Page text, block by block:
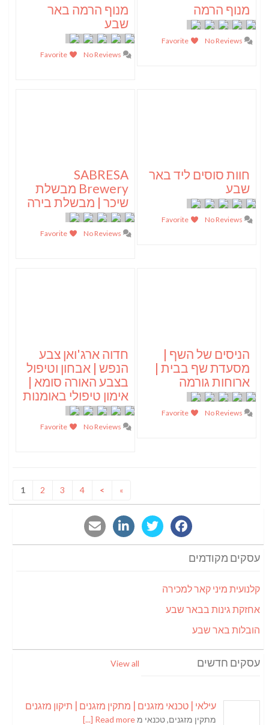
מנוף הרמה
מנוף הרמה באר
שבע
חוות סוסים ליד באר
שבע
SABRESA
Brewery מבשלת
שיכר | מבשלת בירה
הניסים של השף |
מסעדת שף בבית |
ארוחות גורמה
חדוה ארג'ואן צבע
הנפש | אבחון וטיפול
בצבע האורה סומא |
אימון טיפולי באומנות
1 2 3 4 > »
עסקים מקודמים
קלנועית מיני קאר למכירה
אחזקת גינות בבאר שבע
הובלות באר שבע
עסקים חדשים View all
עילאי | טכנאי מזגנים | מתקין מזגנים | תיקון מזגנים
מתקין מזגנים, טכנאי מRead more [...]